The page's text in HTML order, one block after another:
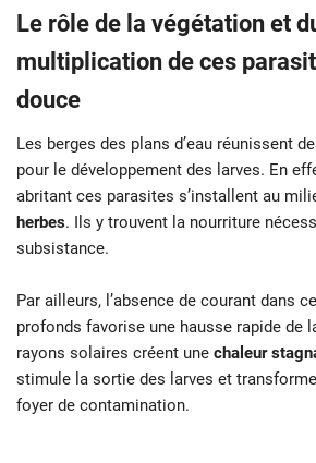
Le rôle de la végétation et
multiplication de ces
douce
Les berges des plans d’eau réunissent
pour le développement des larves. En
abritant ces parasites s’installent au
herbes. Ils y trouvent la nourriture
subsistance.
Par ailleurs, l’absence de courant dans
profonds favorise une hausse rapide de
rayons solaires créent une chaleur
stimule la sortie des larves et
foyer de contamination.